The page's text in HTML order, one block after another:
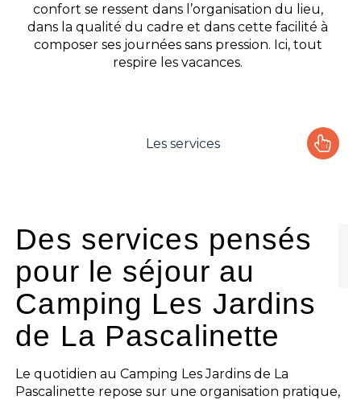
confort se ressent dans l’organisation du lieu,
dans la qualité du cadre et dans cette facilité à
composer ses journées sans pression. Ici, tout
respire les vacances.
Les services
Les activités
Les infos pratiques
Des services pensés
pour le séjour au
Camping Les Jardins
de La Pascalinette
Le quotidien au Camping Les Jardins de La
Pascalinette repose sur une organisation pratique,